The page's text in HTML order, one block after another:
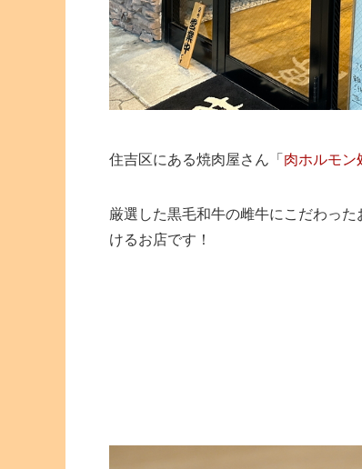
住吉区にある焼肉屋さん「 肉ホルモン
厳選した黒毛和牛の雌牛にこだわっ
けるお店です！